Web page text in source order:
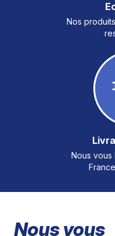
Nos
Nous vous
Nous vous